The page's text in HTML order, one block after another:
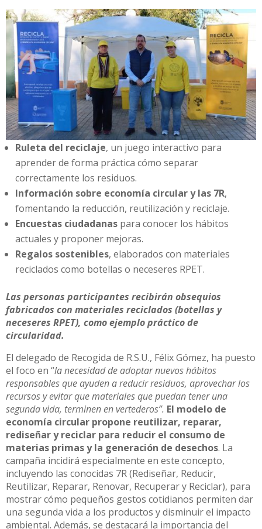
Ruleta del reciclaje, un juego interactivo para
aprender de forma práctica cómo separar
correctamente los residuos.
Información sobre economía circular y las 7R,
fomentando la reducción, reutilización y reciclaje.
Encuestas ciudadanas para conocer los hábitos
actuales y proponer mejoras.
Regalos sostenibles, elaborados con materiales
reciclados como botellas o neceseres RPET.
Las personas participantes recibirán obsequios
fabricados con materiales reciclados (botellas y
neceseres RPET), como ejemplo práctico de
circularidad.
El delegado de Recogida de R.S.U., Félix Gómez, ha puesto
el foco en “la necesidad de adoptar nuevos hábitos
responsables que ayuden a reducir residuos, aprovechar los
recursos y evitar que materiales que puedan tener una
segunda vida, terminen en vertederos”. El modelo de
economía circular propone reutilizar, reparar,
rediseñar y reciclar para reducir el consumo de
materias primas y la generación de desechos. La
campaña incidirá especialmente en este concepto,
incluyendo las conocidas 7R (Rediseñar, Reducir,
Reutilizar, Reparar, Renovar, Recuperar y Reciclar), para
mostrar cómo pequeños gestos cotidianos permiten dar
una segunda vida a los productos y disminuir el impacto
ambiental. Además, se destacará la importancia del